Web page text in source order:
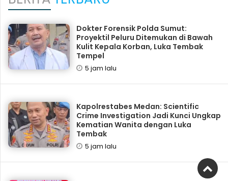
Dokter Forensik Polda Sumut:
Proyektil Peluru Ditemukan di Bawah
Kulit Kepala Korban, Luka Tembak
Tempel
5 jam lalu
Kapolrestabes Medan: Scientific
Crime Investigation Jadi Kunci Ungkap
Kematian Wanita dengan Luka
Tembak
5 jam lalu